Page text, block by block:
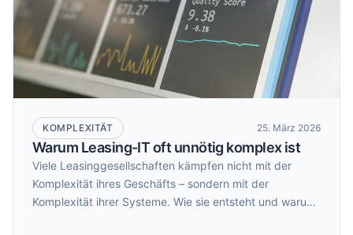
KOMPLEXITÄT 25. März 2026
Warum Leasing-IT oft unnötig komplex ist
Viele Leasinggesellschaften kämpfen nicht mit der
Komplexität ihres Geschäfts – sondern mit der
Komplexität ihrer Systeme. Wie sie entsteht und warum